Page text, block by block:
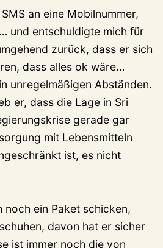
an eine Mobilnummer,
und entschuldigte mich für
zurück, dass er sich
dass alles ok wäre…
unregelmäßigen Abständen.
er, dass die Lage in Sri
gerade gar
mit Lebensmitteln
ist, es nicht
ein Paket schicken,
davon hat er sicher
ist immer noch die von